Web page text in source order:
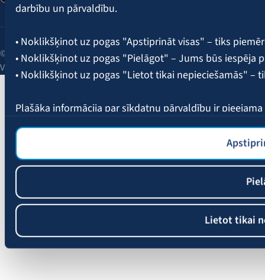
darbību un pārvaldību.
• Noklikšķinot uz pogas "Apstiprināt visas" – tiks
• Noklikšķinot uz pogas "Pielāgot" – Jums būs iespēja
• Noklikšķinot uz pogas "Lietot tikai nepieciešamās" –
Plašāka informācija par sīkdatņu pārvaldību ir pieejama
Lietot tikai
© 2026 AAS BALTA | Skanstes iela 25, Rīga, LV-1013, Latvija.
Vienotais reģ. Nr. 40003049409.